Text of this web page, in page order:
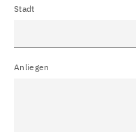
Stadt
Anliegen